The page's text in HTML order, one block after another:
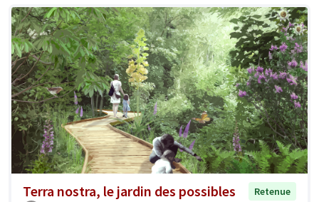
Terra nostra, le jardin des possibles
Retenue